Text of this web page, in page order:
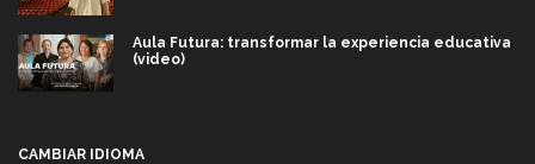
Aula Futura: transformar la experiencia educativa
(video)
CAMBIAR IDIOMA